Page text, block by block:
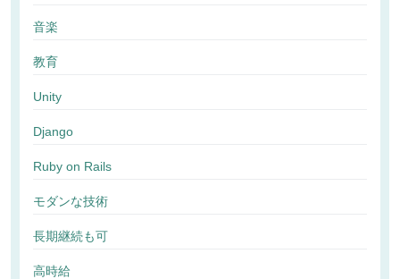
音楽
教育
Unity
Django
Ruby on Rails
モダンな技術
長期継続も可
高時給